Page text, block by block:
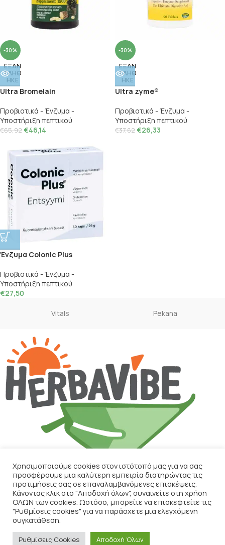
-30%
ΕΞΑΝ
ΤΛΗΘ
ΗΚΕ
Ultra Bromelain
Προβιοτικά - Ένζυμα -
Υποστήριξη πεπτικού
€65,92 €46,14
-30%
ΕΞΑΝ
ΤΛΗΘ
ΗΚΕ
Ultra zyme®
Προβιοτικά - Ένζυμα -
Υποστήριξη πεπτικού
€37,62 €26,33
Ένζυμα Colonic Plus
Προβιοτικά - Ένζυμα -
Υποστήριξη πεπτικού
€27,50
Vitals Pekana
ΕΠΙΚΟΙΝΩΝΙΑ
ΧΡΉΣΙΜΑ
ΤΕΛΕΥΤΑΊΑ ΆΡΘΡΑ
2024 CREATED BY . PREMIUM E-COMMERCE SOLUTIONS.
Χρησιμοποιούμε cookies στον ιστότοπό μας για να σας
προσφέρουμε μια καλύτερη εμπειρία διατηρώντας τις
προτιμήσεις σας σε επαναλαμβανόμενες επισκέψεις.
Κάνοντας κλικ στο "Αποδοχή όλων", συναινείτε στη χρήση
ΟΛΩΝ των cookies. Ωστόσο, μπορείτε να επισκεφτείτε τις
"Ρυθμίσεις cookies" για να παράσχετε μια ελεγχόμενη
συγκατάθεση.
Ρυθμίσεις Cookies Αποδοχή Όλων